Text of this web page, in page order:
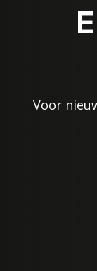
Voor